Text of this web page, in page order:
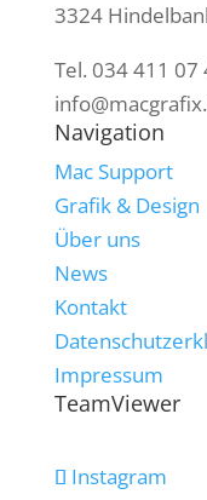
3324
Tel. 034 411 07
Navigation
Mac Support
Grafik & Design
Über uns
News
Kontakt
Impressum
TeamViewer
Instagram